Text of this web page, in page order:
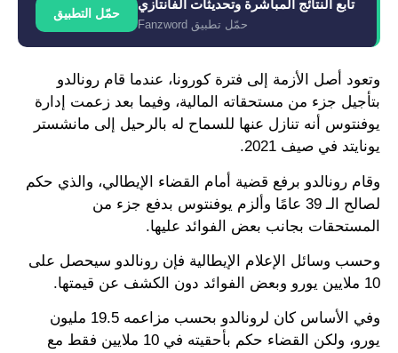
تابع النتائج المباشرة وتحديثات الفانتازي
حمّل تطبيق Fanzword
حمّل التطبيق
وتعود أصل الأزمة إلى فترة كورونا، عندما قام رونالدو
بتأجيل جزء من مستحقاته المالية، وفيما بعد زعمت إدارة
يوفنتوس أنه تنازل عنها للسماح له بالرحيل إلى مانشستر
يونايتد في صيف 2021.
وقام رونالدو برفع قضية أمام القضاء الإيطالي، والذي حكم
لصالح الـ 39 عامًا وألزم يوفنتوس بدفع جزء من
المستحقات بجانب بعض الفوائد عليها.
وحسب وسائل الإعلام الإيطالية فإن رونالدو سيحصل على
10 ملايين يورو وبعض الفوائد دون الكشف عن قيمتها.
وفي الأساس كان لرونالدو بحسب مزاعمه 19.5 مليون
يورو، ولكن القضاء حكم بأحقيته في 10 ملايين فقط مع